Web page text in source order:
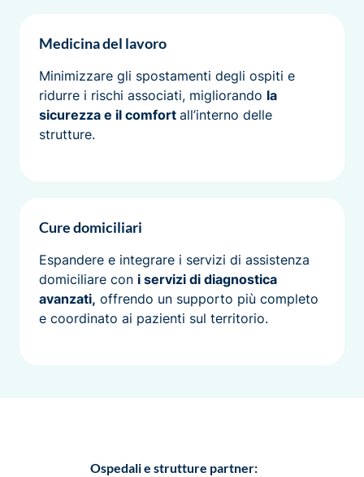
Medicina del lavoro
Minimizzare gli spostamenti degli ospiti e
ridurre i rischi associati, migliorando la
sicurezza e il comfort all’interno delle
strutture.
Cure domiciliari
Espandere e integrare i servizi di assistenza
domiciliare con i servizi di diagnostica
avanzati, offrendo un supporto più completo
e coordinato ai pazienti sul territorio.
Ospedali e strutture partner: